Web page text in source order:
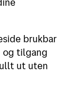
brukbar
og tilgang
ut uten